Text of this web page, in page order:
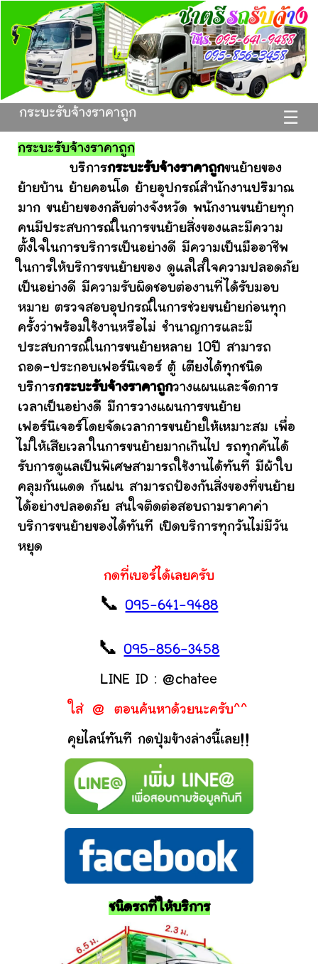
☰
กระบะรับจ้างราคาถูก
กระบะรับจ้างราคาถูก
บริการกระบะรับจ้างราคาถูกขนย้ายของ
ย้ายบ้าน ย้ายคอนโด ย้ายอุปกรณ์สำนักงานปริมาณ
มาก ขนย้ายของกลับต่างจังหวัด พนักงานขนย้ายทุก
คนมีประสบการณ์ในการขนย้ายสิ่งของและมีความ
ตั้งใจในการบริการเป็นอย่างดี มีความเป็นมืออาชีพ
ในการให้บริการขนย้ายของ ดูแลใส่ใจความปลอดภัย
เป็นอย่างดี มีความรับผิดชอบต่องานที่ได้รับมอบ
หมาย ตรวจสอบอุปกรณ์ในการช่วยขนย้ายก่อนทุก
ครั้งว่าพร้อมใช้งานหรือไม่ ชำนาญการและมี
ประสบการณ์ในการขนย้ายหลาย 10ปี สามารถ
ถอด-ประกอบเฟอร์นิเจอร์ ตู้ เตียงได้ทุกชนิด
บริการกระบะรับจ้างราคาถูกวางแผนและจัดการ
เวลาเป็นอย่างดี มีการวางแผนการขนย้าย
เฟอร์นิเจอร์โดยจัดเวลาการขนย้ายให้เหมาะสม เพื่อ
ไม่ให้เสียเวลาในการขนย้ายมากเกินไป รถทุกคันได้
รับการดูแลเป็นพิเศษสามารถใช้งานได้ทันที มีผ้าใบ
คลุมกันแดด กันฝน สามารถป้องกันสิ่งของที่ขนย้าย
ได้อย่างปลอดภัย สนใจติดต่อสอบถามราคาค่า
บริการขนย้ายของได้ทันที เปิดบริการทุกวันไม่มีวัน
หยุด
กดที่เบอร์ได้เลยครับ
📞095-641-9488
📞095-856-3458
LINE ID : @chatee
ใส่ @ ตอนค้นหาด้วยนะครับ^^
คุยไลน์ทันที กดปุ่มข้างล่างนี้เลย!!
ชนิดรถที่ให้บริการ